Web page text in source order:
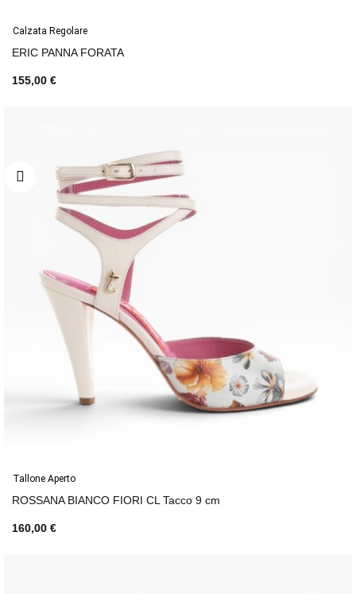
Calzata Regolare
ERIC PANNA FORATA
155,00 €
Tallone Aperto
ROSSANA BIANCO FIORI CL Tacco 9 cm
160,00 €